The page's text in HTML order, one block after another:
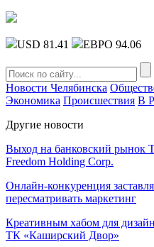
USD 81.41 ЕВРО 94.06
Новости Челябинска
Экономика Происшествия В
Другие новости
Выход на банковский рынок
Freedom Holding Corp.
Онлайн-конкуренция
пересматривать маркетинг
Креативным хабом для
ТК «Каширский Двор»